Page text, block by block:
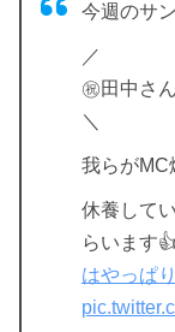
今週のサ
／
㊗️田中さ
＼
我らがMC
休養して
らいます
はやっぱ